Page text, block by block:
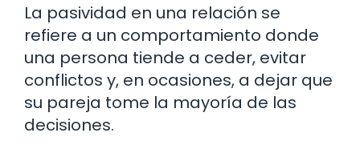
La pasividad en una relación se
refiere a un comportamiento donde
una persona tiende a ceder, evitar
conflictos y, en ocasiones, a dejar que
su pareja tome la mayoría de las
decisiones.